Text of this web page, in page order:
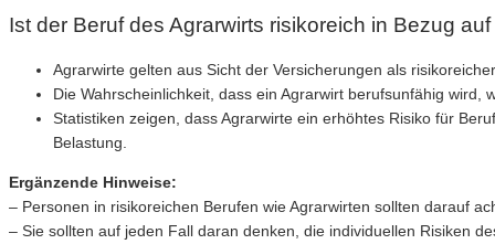
Ist der Beruf des Agrarwirts risikoreich in Bezug
Agrarwirte gelten aus Sicht der Versicherungen als
Die Wahrscheinlichkeit, dass ein Agrarwirt berufsunfähig
Statistiken zeigen, dass Agrarwirte ein erhöhtes Risiko für
Belastung.
Ergänzende Hinweise:
– Personen in risikoreichen Berufen wie Agrarwirten sollten darauf
– Sie sollten auf jeden Fall daran denken, die individuellen Risiken